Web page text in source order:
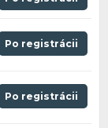
Po registrácii
Po registrácii